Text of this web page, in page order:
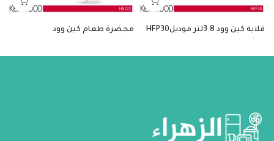
قلاية كين وود 3.8لتر موديلHFP30
محضرة طعام كين وود